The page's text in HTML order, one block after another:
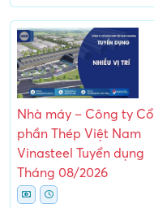
Nhà máy – Công ty Cổ
phần Thép Việt Nam
Vinasteel Tuyển dụng
Tháng 08/2026